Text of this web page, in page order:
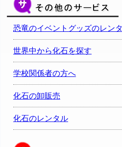
恐竜のイベントグッズのレン
世界中から化石を探す
学校関係者の方へ
化石の卸販売
化石のレンタル